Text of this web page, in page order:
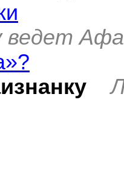
ведет